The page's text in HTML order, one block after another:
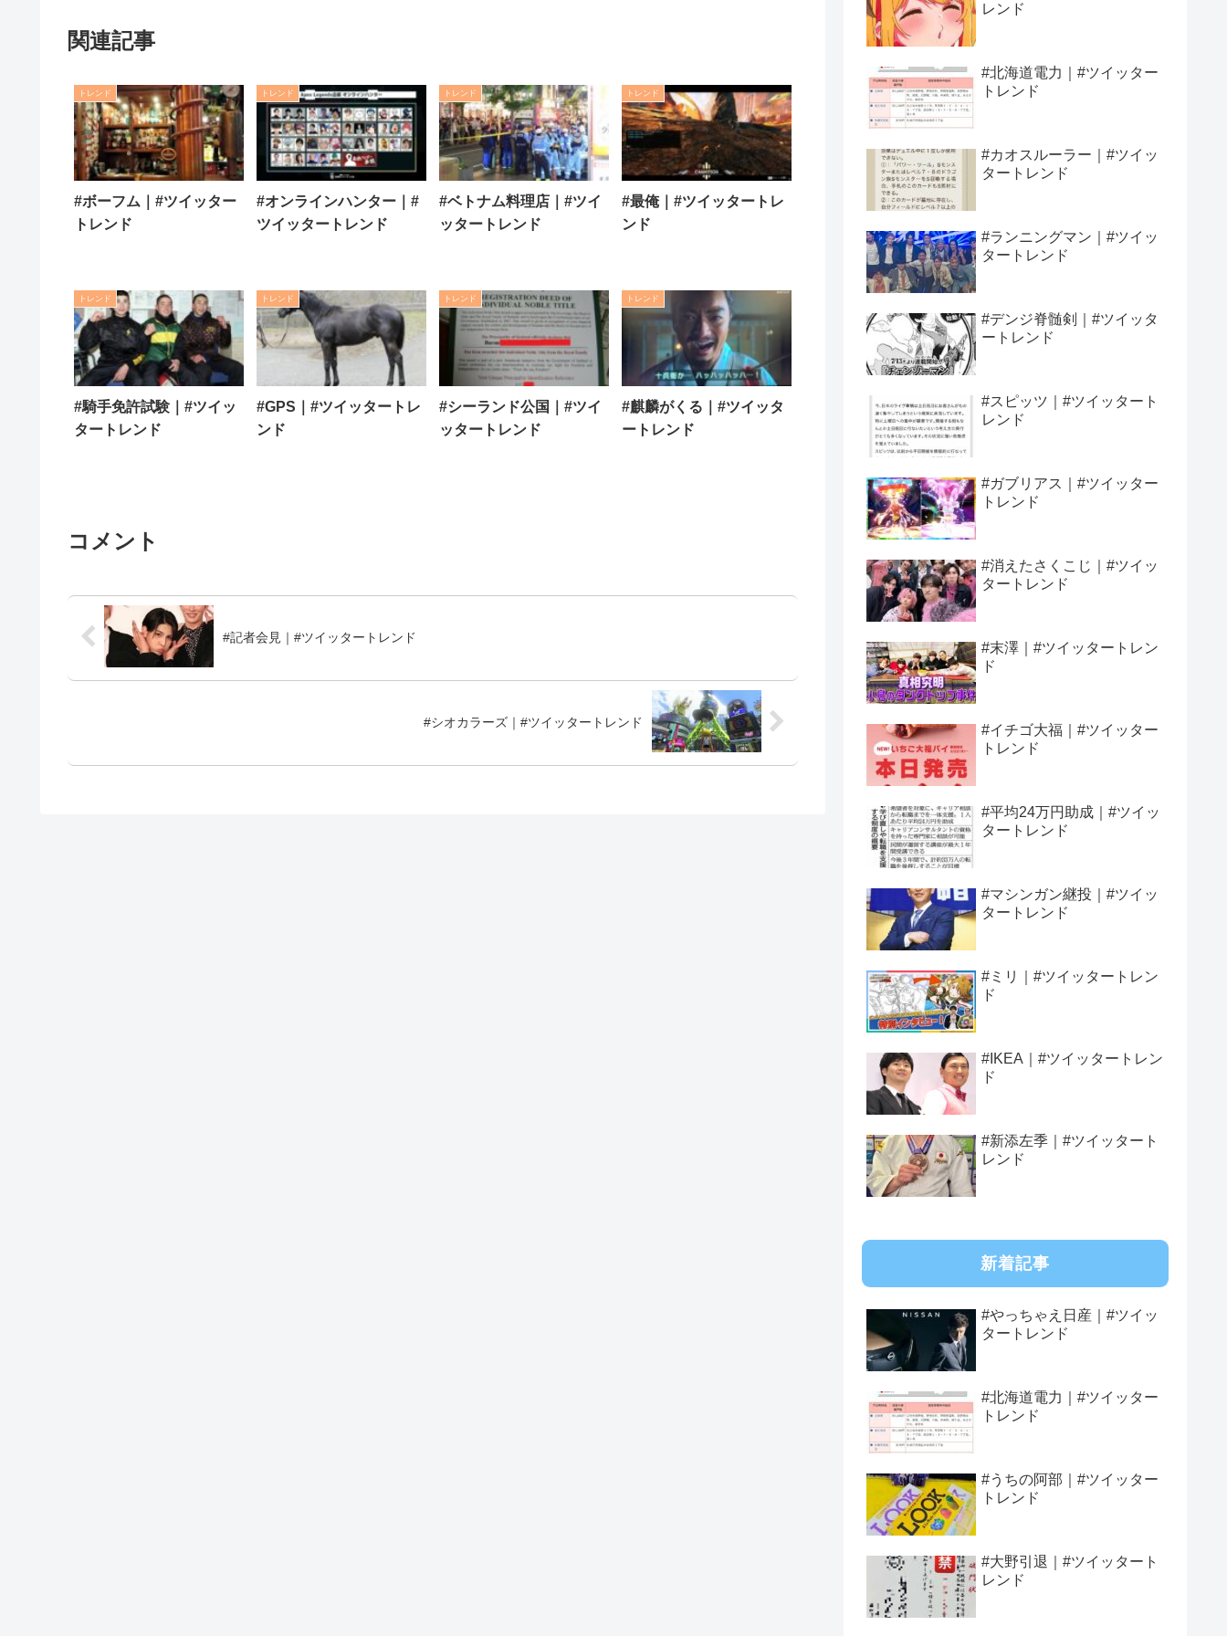
関連記事
トレンド
#ボーフム｜#ツイッター
トレンド
トレンド
#オンラインハンター｜#
ツイッタートレンド
トレンド
#ベトナム料理店｜#ツイ
ッタートレンド
トレンド
#最俺｜#ツイッタートレ
ンド
トレンド
#騎手免許試験｜#ツイッ
タートレンド
トレンド
#GPS｜#ツイッタートレ
ンド
トレンド
#シーランド公国｜#ツイ
ッタートレンド
トレンド
#麒麟がくる｜#ツイッタ
ートレンド
コメント
#記者会見｜#ツイッタートレンド
#シオカラーズ｜#ツイッタートレンド
レンド
#北海道電力｜#ツイッター
トレンド
#カオスルーラー｜#ツイッ
タートレンド
#ランニングマン｜#ツイッ
タートレンド
#デンジ脊髄剣｜#ツイッタ
ートレンド
#スピッツ｜#ツイッタート
レンド
#ガブリアス｜#ツイッター
トレンド
#消えたさくこじ｜#ツイッ
タートレンド
#末澤｜#ツイッタートレン
ド
#イチゴ大福｜#ツイッター
トレンド
#平均24万円助成｜#ツイッ
タートレンド
#マシンガン継投｜#ツイッ
タートレンド
#ミリ｜#ツイッタートレン
ド
#IKEA｜#ツイッタートレン
ド
#新添左季｜#ツイッタート
レンド
新着記事
#やっちゃえ日産｜#ツイッ
タートレンド
#北海道電力｜#ツイッター
トレンド
#うちの阿部｜#ツイッター
トレンド
#大野引退｜#ツイッタート
レンド